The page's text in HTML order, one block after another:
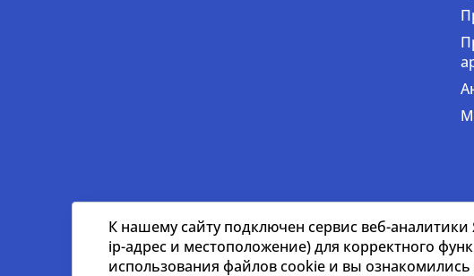
К нашему сайту подключен сервис веб-
ip-адрес и местоположение) для корректного
использования файлов cookie и вы ознакомились